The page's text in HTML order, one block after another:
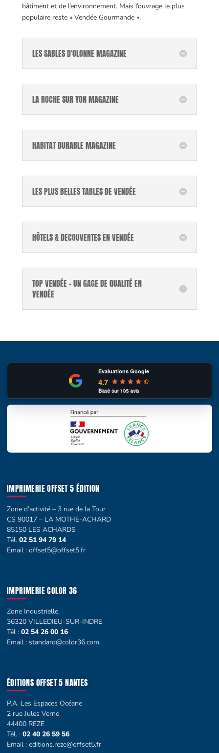
bâtiment et de l’environnement. Mais l’ouvrage le plus
populaire reste « Vendée Gourmande ».
LES SABLES D'OLONNE MAGAZINE
LA ROCHE SUR YON MAGAZINE
HABITAT DURABLE MAGAZINE
LES PLUS BELLES TABLES DE VENDÉE
HÔTELS & DECOUVERTES EN VENDÉE
TOP VENDÉE - UN GAGE DE QUALITÉ EN
VENDÉE
Evaluations Google
4.7
Basé sur105avis
IMPRIMERIE OFFSET 5 ÉDITION
Zone d’activité – 3 rue de la Tour
CS 90017 – LA MOTHE-ACHARD
85150 LES ACHARDS
Tél. 02 51 94 79 14
Email : offset5@offset5.fr
IMPRIMERIE COLOR 36
Zone Industrielle,
36320 VILLEDIEU-SUR-INDRE
Tél : 02 54 26 00 16
Email : standard@color36.com
ÉDITIONS OFFSET 5 NANTES
P.A. Les Espaces Océane
2 rue Jules Verne
44400 REZE
Tél. : 02 40 26 59 56
Email : editions.reze@offset5.fr